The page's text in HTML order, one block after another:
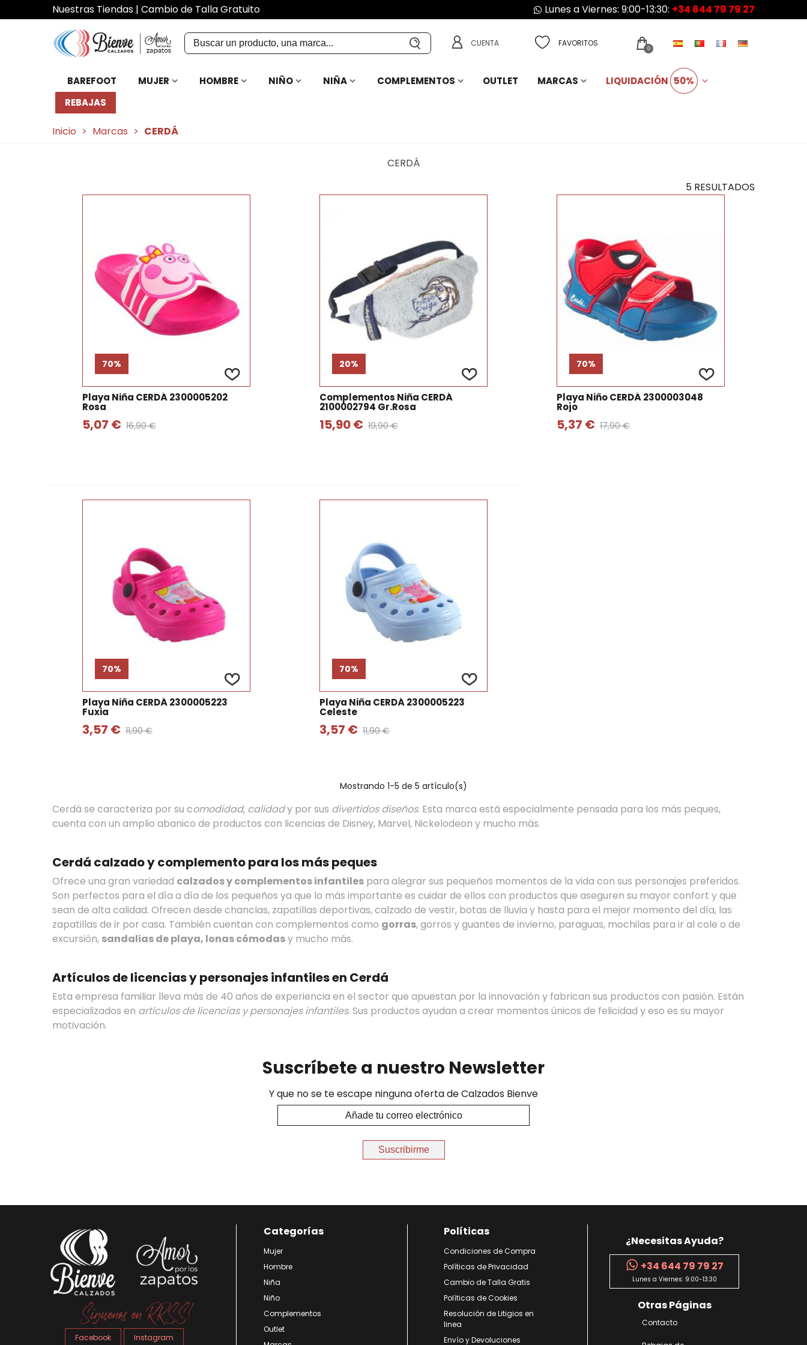
Nuestras Tiendas | Cambio de Talla Gratuito Lunes a Viernes: 9:00-13:30: +34 644 79 79 27
CUENTA FAVORITOS 0
BAREFOOT MUJER HOMBRE NIÑO NIÑA COMPLEMENTOS OUTLET MARCAS LIQUIDACIÓN 50%
REBAJAS
Inicio > Marcas > CERDÁ
CERDÁ
5 RESULTADOS
70%
Playa Niña CERDÁ 2300005202
Rosa
5,07 € 16,90 €
20%
Complementos Niña CERDÁ
2100002794 Gr.rosa
15,90 € 19,90 €
70%
Playa Niño CERDÁ 2300003048
Rojo
5,37 € 17,90 €
70%
Playa Niña CERDÁ 2300005223
Fuxia
3,57 € 11,90 €
70%
Playa Niña CERDÁ 2300005223
Celeste
3,57 € 11,90 €
Mostrando 1-5 de 5 artículo(s)
Cerdá se caracteriza por su comodidad, calidady por sus divertidos diseños. Esta marca está especialmente pensada para los más peques,
cuenta con un amplio abanico de productos con licencias de Disney, Marvel, Nickelodeon y mucho más.
Cerdá calzado y complemento para los más peques
Ofrece una gran variedad calzados y complementos infantiles para alegrar sus pequeños momentos de la vida con sus personajes preferidos.
Son perfectos para el día a día de los pequeños ya que lo más importante es cuidar de ellos con productos que aseguren su mayor confort y que
sean de alta calidad. Ofrecen desde chanclas, zapatillas deportivas, calzado de vestir, botas de lluvia y hasta para el mejor momento del día, las
zapatillas de ir por casa. También cuentan con complementos como gorras, gorros y guantes de invierno, paraguas, mochilas para ir al cole o de
excursión, sandalias de playa, lonas cómodasy mucho más.
Artículos de licencias y personajes infantiles en Cerdá
Esta empresa familiar lleva más de 40 años de experiencia en el sector que apuestan por la innovación y fabrican sus productos con pasión. Están
especializados en artículos de licencias y personajes infantiles. Sus productos ayudan a crear momentos únicos de felicidad y eso es su mayor
motivación.
Suscríbete a nuestro Newsletter
Y que no se te escape ninguna oferta de Calzados Bienve
Suscribirme
Facebook Instagram
Categorías
Mujer
Hombre
Niña
Niño
Complementos
Outlet
Políticas
Condiciones de Compra
Políticas de Privacidad
Cambio de Talla Gratis
Políticas de Cookies
Resolución de Litigios en
linea
Envío y Devoluciones
¿Necesitas Ayuda?
+34 644 79 79 27
Lunes a Viernes: 9:00-13:30
Otras Páginas
Contacto